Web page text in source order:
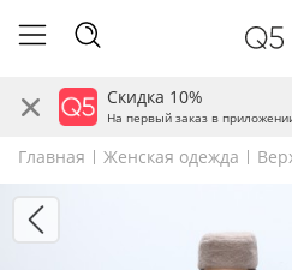
Скидка 10%
На первый заказ в
Главная Женская одежда